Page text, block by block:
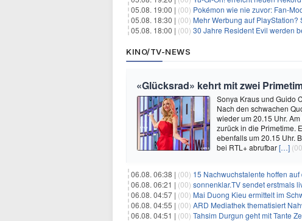
05.08. 19:00 | (00) Pokémon wie nie zuvor: Fan-
05.08. 18:30 | (00) Mehr Werbung auf
05.08. 18:00 | (00) 30 Jahre Resident Evil werden
KINO/TV-NEWS
«Glücksrad» kehrt mit zwei
Sonya Kraus und Guido
Nach den schwachen
wieder um 20.15 Uhr.
zurück in die Primetime.
ebenfalls um 20.15 Uhr.
bei RTL+ abrufbar[…]
06.08. 06:38 | (00) 15 Nachwuchstalente hoffen
06.08. 06:21 | (00) sonnenklar.TV sendet erstmals
06.08. 04:57 | (00) Mai Duong Kieu ermittelt im
06.08. 04:55 | (00) ARD Mediathek thematisiert
06.08. 04:51 | (00) Tahsim Durgun geht mit Tante